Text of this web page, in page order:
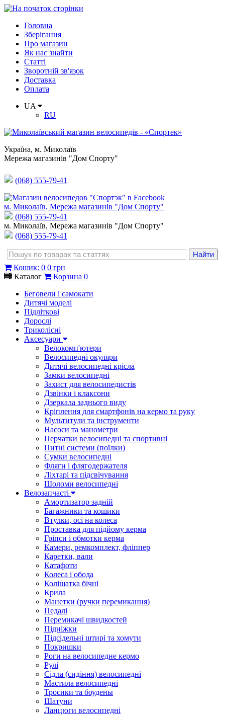
Головна
Зберігання
Про магазин
Як нас знайти
Статті
Зворотній зв'язок
Доставка
Оплата
UA
RU
Україна, м. Миколаїв
Мережа магазинів "Дом Спорту"
(068) 555-79-41
м. Миколаїв, Мережа магазинів "Дом Спорту"
(068) 555-79-41
м. Миколаїв, Мережа магазинів "Дом Спорту"
(068) 555-79-41
Кошик: 0 0 грн
Каталог
Корзина 0
Беговели і самокати
Дитячі моделі
Підліткові
Дорослі
Триколісні
Аксесуари
Велокомп'ютери
Велосипедні окуляри
Дитячі велосипедні крісла
Замки велосипедні
Захист для велосипедистів
Дзвінки і клаксони
Дзеркала заднього виду
Кріплення для смартфонів на кермо та руку
Мультитули та інструменти
Насоси та манометри
Перчатки велосипедні та спортивні
Питні системи (поїлки)
Сумки велосипедні
Фляги і флягодержателя
Ліхтарі та підсвічування
Шоломи велосипедні
Велозапчасті
Амортизатор задній
Багажники та кошики
Втулки, осі на колеса
Проставка для підйому керма
Гріпси і обмотки керма
Камери, ремкомплект, фліппер
Каретки, вали
Катафоти
Колеса і обода
Коліщатка бічні
Крила
Манетки (ручки перемикання)
Педалі
Перемикачі швидкостей
Підніжки
Підсідельні штирі та хомути
Покришки
Роги на велосипедне кермо
Рулі
Сідла (сидіння) велосипедні
Мастила велосипедні
Тросики та боудены
Шатуни
Ланцюги велосипедні